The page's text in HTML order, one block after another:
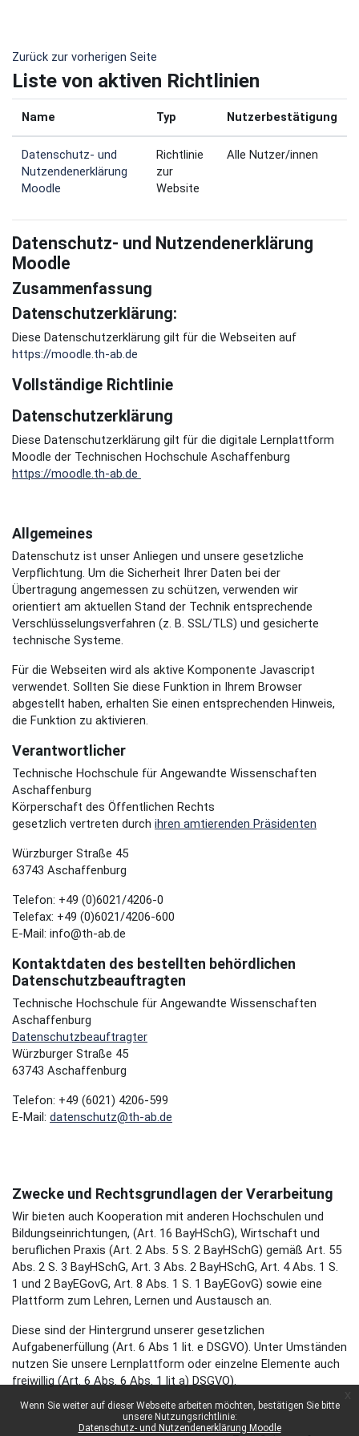
Wenn Sie weiter auf dieser Webseite arbeiten möchten, bestätigen Sie bitte
unsere Nutzungsrichtlinie:
Datenschutz- und Nutzendenerklärung Moodle
Zurück zur vorherigen Seite
Liste von aktiven Richtlinien
Name Typ Nutzerbestätigung
Datenschutz- und
Nutzendenerklärung
Moodle
Richtlinie
zur
Website
Alle Nutzer/innen
Datenschutz- und Nutzendenerklärung
Moodle
Zusammenfassung
Datenschutzerklärung:
Diese Datenschutzerklärung gilt für die Webseiten auf
https://moodle.th-ab.de
Vollständige Richtlinie
Datenschutzerklärung
Diese Datenschutzerklärung gilt für die digitale Lernplattform
Moodle der Technischen Hochschule Aschaffenburg
https://moodle.th-ab.de
Allgemeines
Datenschutz ist unser Anliegen und unsere gesetzliche
Verpflichtung. Um die Sicherheit Ihrer Daten bei der
Übertragung angemessen zu schützen, verwenden wir
orientiert am aktuellen Stand der Technik entsprechende
Verschlüsselungsverfahren (z. B. SSL/TLS) und gesicherte
technische Systeme.
Für die Webseiten wird als aktive Komponente Javascript
verwendet. Sollten Sie diese Funktion in Ihrem Browser
abgestellt haben, erhalten Sie einen entsprechenden Hinweis,
die Funktion zu aktivieren.
Verantwortlicher
Technische Hochschule für Angewandte Wissenschaften
Aschaffenburg
Körperschaft des Öffentlichen Rechts
gesetzlich vertreten durch ihren amtierenden Präsidenten
Würzburger Straße 45
63743 Aschaffenburg
Telefon: +49 (0)6021/4206-0
Telefax: +49 (0)6021/4206-600
E-Mail: info@th-ab.de
Kontaktdaten des bestellten behördlichen
Datenschutzbeauftragten
Technische Hochschule für Angewandte Wissenschaften
Aschaffenburg
Datenschutzbeauftragter
Würzburger Straße 45
63743 Aschaffenburg
Telefon: +49 (6021) 4206-599
E-Mail: datenschutz@th-ab.de
Zwecke und Rechtsgrundlagen der Verarbeitung
Wir bieten auch Kooperation mit anderen Hochschulen und
Bildungseinrichtungen, (Art. 16 BayHSchG), Wirtschaft und
beruflichen Praxis (Art. 2 Abs. 5 S. 2 BayHSchG) gemäß Art. 55
Abs. 2 S. 3 BayHSchG, Art. 3 Abs. 2 BayHSchG, Art. 4 Abs. 1 S.
1 und 2 BayEGovG, Art. 8 Abs. 1 S. 1 BayEGovG) sowie eine
Plattform zum Lehren, Lernen und Austausch an.
Diese sind der Hintergrund unserer gesetzlichen
Aufgabenerfüllung (Art. 6 Abs 1 lit. e DSGVO). Unter Umständen
nutzen Sie unsere Lernplattform oder einzelne Elemente auch
freiwillig (Art. 6 Abs. 6 Abs. 1 lit a) DSGVO).